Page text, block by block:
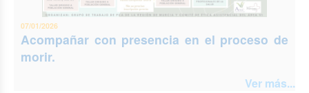
07/01/2026
Acompañar con presencia en el proceso de
morir.
Ver más...